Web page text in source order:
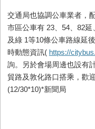
交通局也協調公車業者，
市區公車有 23 54 82延
及綠 1等10條公車路線延
時動態資訊( https://
詢。另於會場周邊也設有
貿路及敦化路口搭乘，歡
(12/30*10)*新聞局